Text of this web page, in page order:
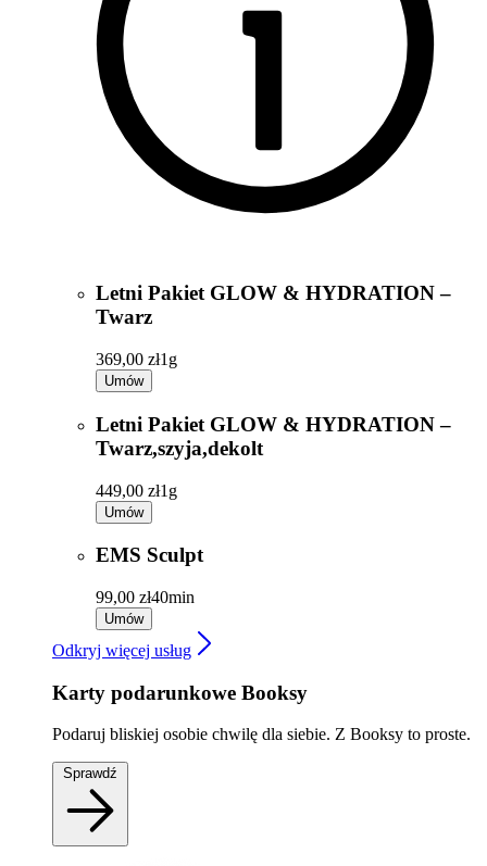
Letni Pakiet GLOW & HYDRATION –
Twarz
369,00 zł1g
Umów
Letni Pakiet GLOW & HYDRATION –
Twarz,szyja,dekolt
449,00 zł1g
Umów
EMS Sculpt
99,00 zł40min
Umów
Odkryj więcej usług
Karty podarunkowe Booksy
Podaruj bliskiej osobie chwilę dla siebie. Z Booksy to proste.